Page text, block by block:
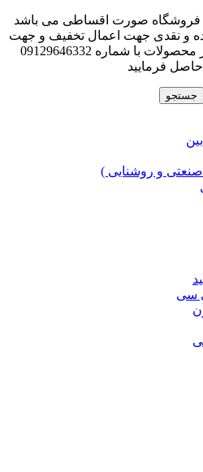
فروشگاه صورت اقساطی می باشد
و نقدی جهت اعمال تخفیف و جهت
استعلام موجودی و اطلاع از محصولات با شماره 09129646332
فرمایید
جستجو
صنعتی و روشنایی )
سی